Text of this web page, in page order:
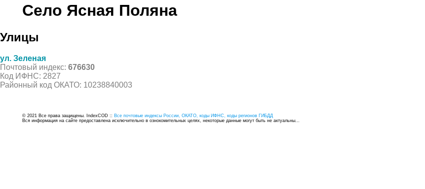
Село Ясная Поляна
Улицы
ул. Зеленая
Почтовый индекс: 676630
Код ИФНС: 2827
Районный код ОКАТО: 10238840003
© 2021 Все права защищены. IndexCOD :: Все почтовые индексы России, ОКАТО, коды ИФНС, коды регионов ГИБДД
Вся информация на сайте предоставлена исключительно в ознокомительных целях, некоторые данные могут быть не актуальны...